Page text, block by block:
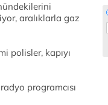
aralıklarla gaz
polisler, kapıyı
programcısı